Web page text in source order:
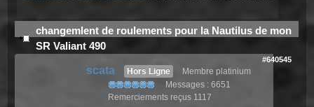
changemlent de roulements pour la Nautilus de mon
SR Valiant 490
#640545
scata Hors Ligne
Membre platinium
Messages : 6651
Remerciements reçus 1117